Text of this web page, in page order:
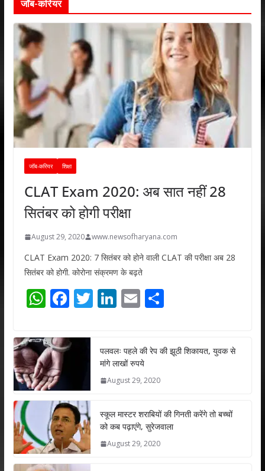
जॉब-करियर
जॉब-करियर शिक्षा
CLAT Exam 2020: अब सात नहीं 28
सितंबर को होगी परीक्षा
August 29, 2020 www.newsofharyana.com
CLAT Exam 2020: 7 सितंबर को होने वाली CLAT की परीक्षा अब 28
सितंबर को होगी. कोरोना संक्रमण के बढ़ते
W
at
s
A
p
p
F
e
b
o
k
T
er
Li
e
dI
n
E
l
S
e
पलवलः पहले की रेप की झूठी शिकायत, युवक से
मांगे लाखों रुपये
August 29, 2020
स्कूल मास्टर शराबियों की गिनती करेंगे तो बच्चों
को कब पढ़ाएंगे, सुरेजवाला
August 29, 2020